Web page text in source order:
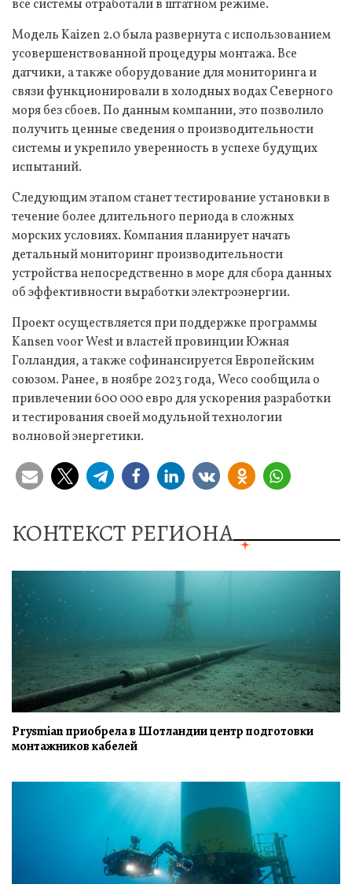
все системы отработали в штатном режиме.
Модель Kaizen 2.0 была развернута с использованием
усовершенствованной процедуры монтажа. Все
датчики, а также оборудование для мониторинга и
связи функционировали в холодных водах Северного
моря без сбоев. По данным компании, это позволило
получить ценные сведения о производительности
системы и укрепило уверенность в успехе будущих
испытаний.
Следующим этапом станет тестирование установки в
течение более длительного периода в сложных
морских условиях. Компания планирует начать
детальный мониторинг производительности
устройства непосредственно в море для сбора данных
об эффективности выработки электроэнергии.
Проект осуществляется при поддержке программы
Kansen voor West и властей провинции Южная
Голландия, а также софинансируется Европейским
союзом. Ранее, в ноябре 2023 года, Weco сообщила о
привлечении 600 000 евро для ускорения разработки
и тестирования своей модульной технологии
волновой энергетики.
КОНТЕКСТ РЕГИОНА
Prysmian приобрела в Шотландии центр подготовки
монтажников кабелей